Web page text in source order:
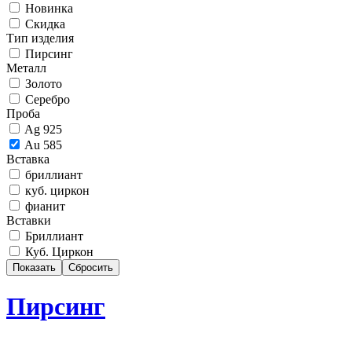
Новинка
Скидка
Тип изделия
Пирсинг
Металл
Золото
Серебро
Проба
Ag 925
Au 585
Вставка
бриллиант
куб. циркон
фианит
Вставки
Бриллиант
Куб. Циркон
Пирсинг